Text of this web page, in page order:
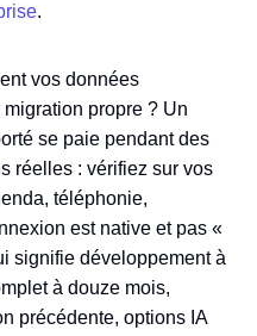
.
vos données
propre ? Un
se paie pendant des
réelles : vérifiez sur vos
téléphonie,
est native et pas «
signifie développement à
à douze mois,
précédente, options IA